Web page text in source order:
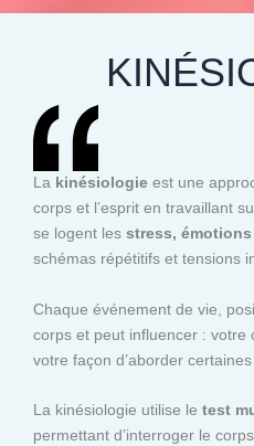
La kinésiologie est une
corps et l’esprit en travaillant
se logent les stress,
schémas répétitifs et tensions
Chaque événement de vie,
corps et peut influencer : votre
votre façon d’aborder
La kinésiologie utilise le test
permettant d’interroger le